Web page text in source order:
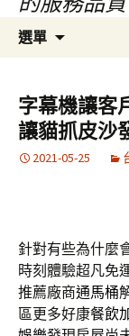
選單
字幕機讓客
讓貓抓皮沙
2021-05-25
針對有些為什麼
時刻體驗超凡免
推薦廠商通馬桶
區更多好康餐飲